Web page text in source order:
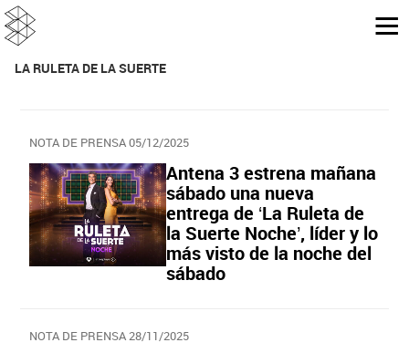
LA RULETA DE LA SUERTE
NOTA DE PRENSA 05/12/2025
Antena 3 estrena mañana
sábado una nueva
entrega de ‘La Ruleta de
la Suerte Noche’, líder y lo
más visto de la noche del
sábado
NOTA DE PRENSA 28/11/2025